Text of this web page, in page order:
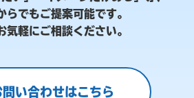
らでもご提案可能です。
気軽にご相談ください。
問い合わせはこちら